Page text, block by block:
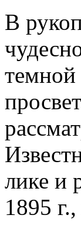
В
темной
лике и
1895